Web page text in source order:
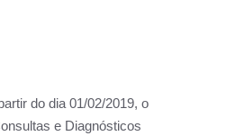
do dia 01/02/2019, o
e Diagnósticos